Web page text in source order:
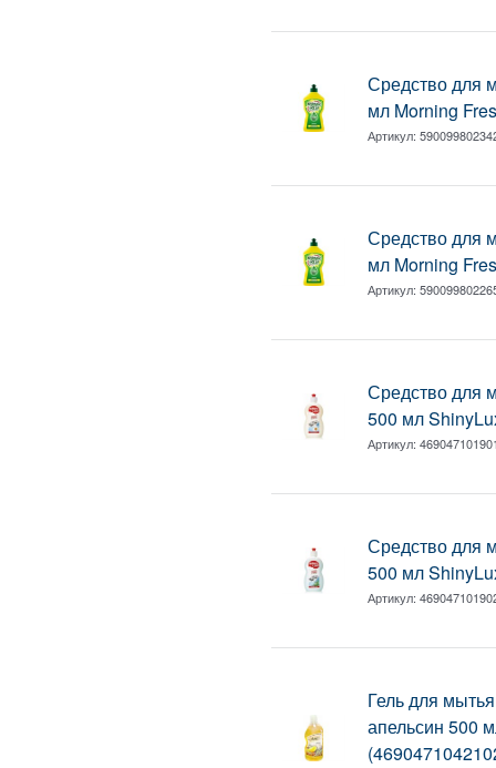
Средство для
мл Morning
Артикул:
Средство для
мл Morning
Артикул:
Средство для
500 мл
Артикул:
Средство для
500 мл
Артикул:
Гель для
апельсин 500